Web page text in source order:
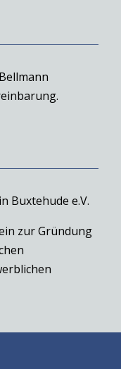
Buxtehude e.V.
zur Gründung